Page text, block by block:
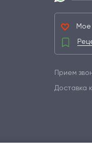
Мое
Прием
Доставка